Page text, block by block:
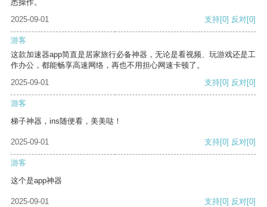
悉操作。
2025-09-01
支持[0] 反对[0]
游客
这款加速器app简直是居家旅行必备神器，无论是看视频、玩游戏还是工
作办公，都能畅享高速网络，再也不用担心网速卡顿了。
2025-09-01
支持[0] 反对[0]
游客
梯子神器，ins随便看，美美哒！
2025-09-01 支持[0] 反对[0]
游客
这个是app神器
2025-09-01 支持[0] 反对[0]